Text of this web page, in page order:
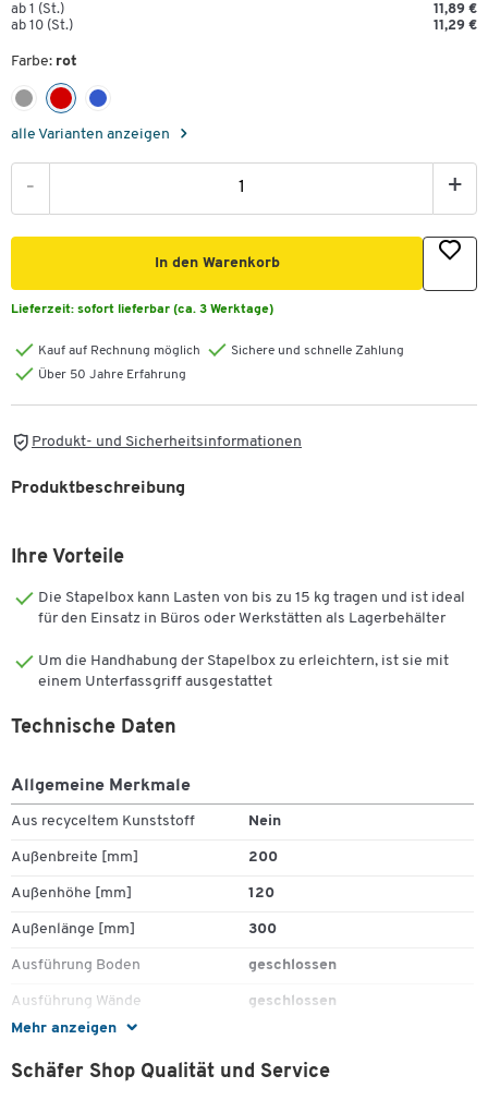
ab 1 (St.)
11,89 €
ab 10 (St.)
11,29 €
Farbe: rot
alle Varianten anzeigen
- +
In den Warenkorb
Lieferzeit: sofort lieferbar (ca. 3 Werktage)
Kauf auf Rechnung möglich
Sichere und schnelle Zahlung
Über 50 Jahre Erfahrung
Produkt- und Sicherheitsinformationen
Produktbeschreibung
Ihre Vorteile
Die Stapelbox kann Lasten von bis zu 15 kg tragen und ist ideal
für den Einsatz in Büros oder Werkstätten als Lagerbehälter
Um die Handhabung der Stapelbox zu erleichtern, ist sie mit
einem Unterfassgriff ausgestattet
Mehr anzeigen
Technische Daten
Allgemeine Merkmale
Aus recyceltem Kunststoff Nein
Außenbreite [mm] 200
Außenhöhe [mm] 120
Außenlänge [mm] 300
Ausführung Boden geschlossen
Ausführung Wände geschlossen
Deckel
ESD (leitfähig) Nein
Schäfer Shop Qualität und Service